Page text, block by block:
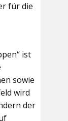
für die
ist
sowie
wird
der